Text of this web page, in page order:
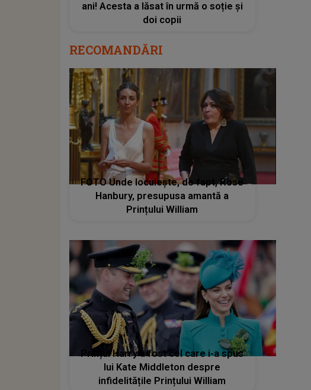
ani! Acesta a lăsat în urmă o soție și
doi copii
RECOMANDĂRI
FOTO Unde locuiește, de fapt, Rose
Hanbury, presupusa amantă a
Prințului William
Prințul Harry a fost cel care i-a spus
lui Kate Middleton despre
infidelitățile Prințului William